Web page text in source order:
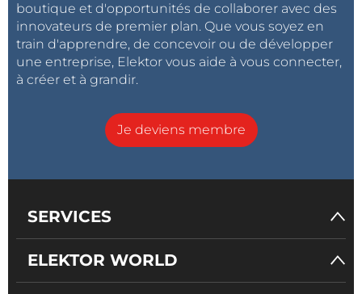
boutique et d'opportunités de collaborer avec des
innovateurs de premier plan. Que vous soyez en
train d'apprendre, de concevoir ou de développer
une entreprise, Elektor vous aide à vous connecter,
à créer et à grandir.
Je deviens membre
SERVICES
ELEKTOR WORLD